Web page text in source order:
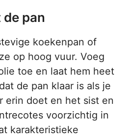
de pan
koekenpan of
op hoog vuur. Voeg
toe en laat hem heet
de pan klaar is als je
erin doet en het sist en
voorzichtig in
karakteristieke